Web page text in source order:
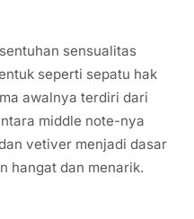
sensualitas
seperti sepatu hak
awalnya terdiri dari
middle note-nya
vetiver menjadi dasar
hangat dan menarik.